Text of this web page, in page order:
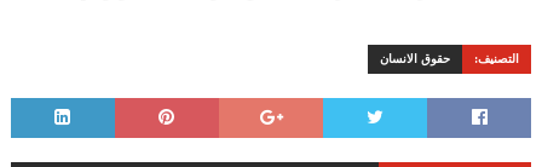
التصنيف: حقوق الانسان